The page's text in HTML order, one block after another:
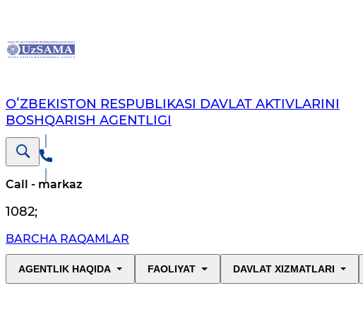
OʻZBEKISTON RESPUBLIKASI DAVLAT AKTIVLARINI
BOSHQARISH AGENTLIGI
Call - markaz
1082;
BARCHA RAQAMLAR
AGENTLIK HAQIDA FAOLIYAT DAVLAT XIZMATLARI